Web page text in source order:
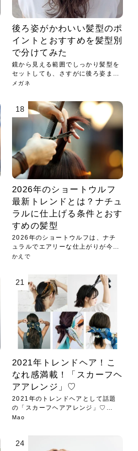
後ろ姿がかわいい髪型のポ
イントとおすすめを髪型別
で分けてみた
鏡から見える範囲でしっかり髪型を
セットしても、さすがに後ろ姿まで
はセ...
メガネ
18
2026年のショートウルフ
最新トレンドとは？ナチュ
ラルに仕上げる条件とおす
すめの髪型
2026年のショートウルフは、ナチ
ュラルでエアリーな仕上がりが今っ
ぽ...
かえで
21
2021年トレンドヘア！こ
なれ感満載！「スカーフヘ
アアレンジ」♡
2021年のトレンドヘアとして話題
の「スカーフヘアアレンジ」♡
ス...
Mao
24